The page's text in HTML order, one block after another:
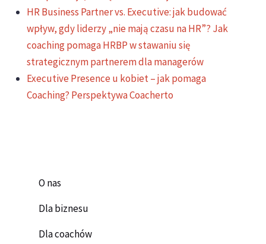
HR Business Partner vs. Executive: jak budować
wpływ, gdy liderzy „nie mają czasu na HR”? Jak
coaching pomaga HRBP w stawaniu się
strategicznym partnerem dla managerów
Executive Presence u kobiet – jak pomaga
Coaching? Perspektywa Coacherto
O nas
Dla biznesu
Dla coachów